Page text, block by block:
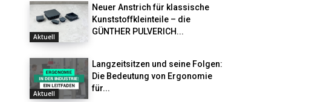
Aktuell
Neuer Anstrich für klassische
Kunststoffkleinteile – die
GÜNTHER PULVERICH...
Aktuell
Langzeitsitzen und seine Folgen:
Die Bedeutung von Ergonomie
für...